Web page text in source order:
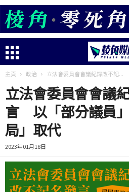
主頁 政治 立法會委員會會議紀錄改不記...
立法會委員會會議
言 以「部分議員
局」取代
2023年01月18日